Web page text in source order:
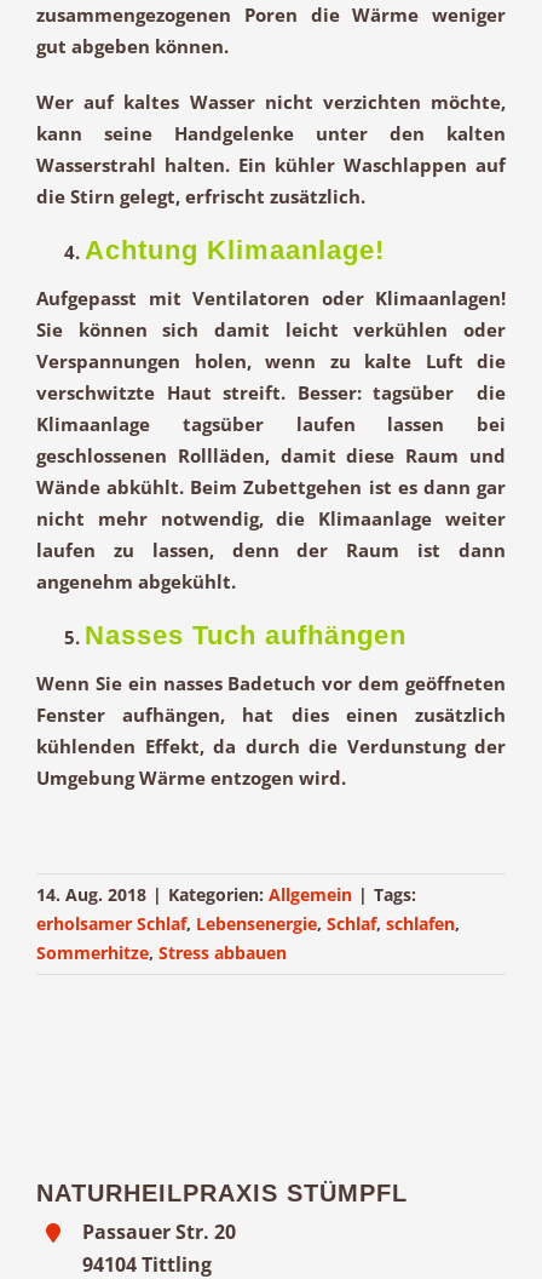
zusammengezogenen Poren die Wärme weniger
gut abgeben können.
Wer auf kaltes Wasser nicht verzichten möchte,
kann seine Handgelenke unter den kalten
Wasserstrahl halten. Ein kühler Waschlappen auf
die Stirn gelegt, erfrischt zusätzlich.
Achtung Klimaanlage!
Aufgepasst mit Ventilatoren oder Klimaanlagen!
Sie können sich damit leicht verkühlen oder
Verspannungen holen, wenn zu kalte Luft die
verschwitzte Haut streift. Besser: tagsüber die
Klimaanlage tagsüber laufen lassen bei
geschlossenen Rollläden, damit diese Raum und
Wände abkühlt. Beim Zubettgehen ist es dann gar
nicht mehr notwendig, die Klimaanlage weiter
laufen zu lassen, denn der Raum ist dann
angenehm abgekühlt.
Nasses Tuch aufhängen
Wenn Sie ein nasses Badetuch vor dem geöffneten
Fenster aufhängen, hat dies einen zusätzlich
kühlenden Effekt, da durch die Verdunstung der
Umgebung Wärme entzogen wird.
14. Aug. 2018 | Kategorien: Allgemein | Tags:
erholsamer Schlaf, Lebensenergie, Schlaf, schlafen,
Sommerhitze, Stress abbauen
NATURHEILPRAXIS STÜMPFL
Passauer Str. 20
94104 Tittling